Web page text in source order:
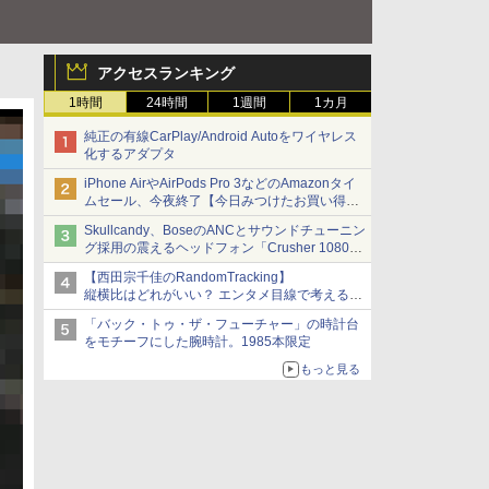
アクセスランキング
1時間 24時間 1週間 1カ月
純正の有線CarPlay/Android Autoをワイヤレス
化するアダプタ
iPhone AirやAirPods Pro 3などのAmazonタイ
ムセール、今夜終了【今日みつけたお買い得
品】
Skullcandy、BoseのANCとサウンドチューニン
グ採用の震えるヘッドフォン「Crusher 1080
ANC」
【西田宗千佳のRandomTracking】
縦横比はどれがいい？ エンタメ目線で考える、
サムスン新「Galaxy Z Fold」
「バック・トゥ・ザ・フューチャー」の時計台
をモチーフにした腕時計。1985本限定
もっと見る